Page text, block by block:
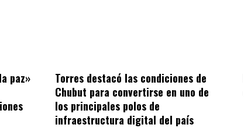
paz»
Torres destacó las condiciones de
Chubut para convertirse en uno de
los principales polos de
infraestructura digital del país